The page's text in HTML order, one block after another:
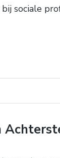
sociale